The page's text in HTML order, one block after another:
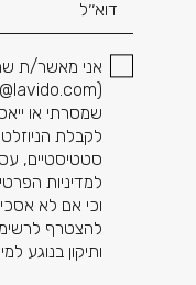
אני מאשר/ת
(
שמסרתי או
לקבלת
סטטיסטיים,
למדיניות
וכי אם לא
להצטרף לרשימת
ותיקון בנוגע